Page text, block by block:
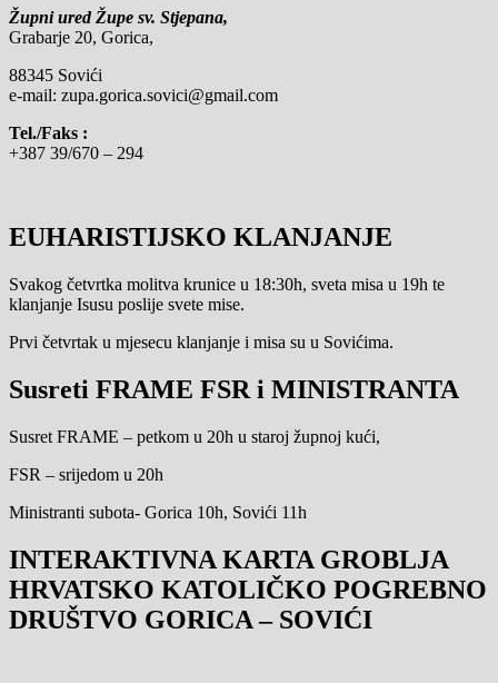
Župni ured Župe sv. Stjepana,
Grabarje 20, Gorica,
88345 Sovići
e-mail: zupa.gorica.sovici@gmail.com
Tel./Faks :
+387 39/670 – 294
EUHARISTIJSKO KLANJANJE
Svakog četvrtka molitva krunice u 18:30h, sveta misa u 19h te
klanjanje Isusu poslije svete mise.
Prvi četvrtak u mjesecu klanjanje i misa su u Sovićima.
Susreti FRAME FSR i MINISTRANTA
Susret FRAME – petkom u 20h u staroj župnoj kući,
FSR – srijedom u 20h
Ministranti subota- Gorica 10h, Sovići 11h
INTERAKTIVNA KARTA GROBLJA
HRVATSKO KATOLIČKO POGREBNO
DRUŠTVO GORICA – SOVIĆI